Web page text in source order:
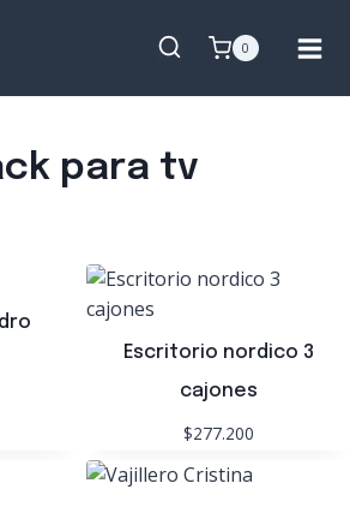
0
para tv
Escritorio nordico 3
cajones
$277.200